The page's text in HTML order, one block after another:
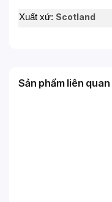
Xuất xứ: Scotland
Sản phẩm liên quan